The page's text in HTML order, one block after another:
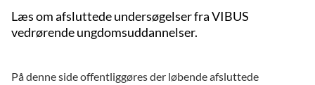
Læs om afsluttede undersøgelser fra VIBUS
vedrørende ungdomsuddannelser.
På denne side offentliggøres der løbende afsluttede